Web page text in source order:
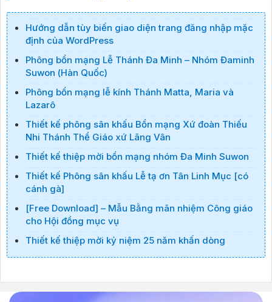
Hướng dẫn tùy biến giao diện trang đăng nhập mặc
định của WordPress
Phông bổn mạng Lễ Thánh Đa Minh – Nhóm Đaminh
Suwon (Hàn Quốc)
Phông bổn mạng lễ kính Thánh Matta, Maria và
Lazarô
Thiết kế phông sân khấu Bổn mạng Xứ đoàn Thiếu
Nhi Thánh Thể Giáo xứ Lãng Vân
Thiết kế thiệp mời bổn mạng nhóm Đa Minh Suwon
Thiết kế Phông sân khấu Lễ tạ ơn Tân Linh Mục [có
cánh gà]
[Free Download] – Mẫu Bằng mãn nhiệm Công giáo
cho Hội đồng mục vụ
Thiết kế thiệp mời kỷ niệm 25 năm khấn dòng